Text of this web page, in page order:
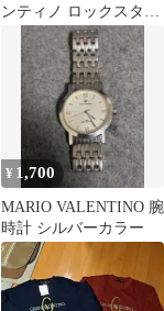
ンティノ ロックスタッ
ズ サングラス V714S
¥ 1,700
MARIO VALENTINO 腕
時計 シルバーカラー